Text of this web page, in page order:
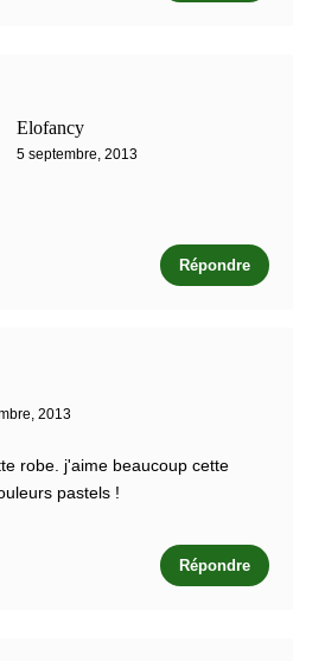
Elofancy
5 septembre, 2013
Répondre
2013
robe. j'aime beaucoup cette
pastels !
Répondre